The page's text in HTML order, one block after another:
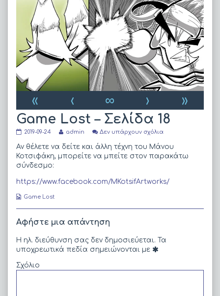
« ‹ ∞ ›
»
Game Lost – Σελίδα 18
Game
–
Σελίδα
18
published
2019-09-24
Read
posts
by
the
Game
admin Δεν υπάρχουν σχόλια
Lost
–
Αν θέλετε να δείτε και άλλη τέχνη του Μάνου
Κοτσιφάκη, μπορείτε να μπείτε στον παρακάτω
σύνδεσμο:
https://www.facebook.com/MKotsifArtworks/
Webcomic
Game Lost
Αφήστε μια απάντηση
Η ηλ. διεύθυνση σας δεν δημοσιεύεται. Τα
υποχρεωτικά πεδία σημειώνονται με
Σχόλιο